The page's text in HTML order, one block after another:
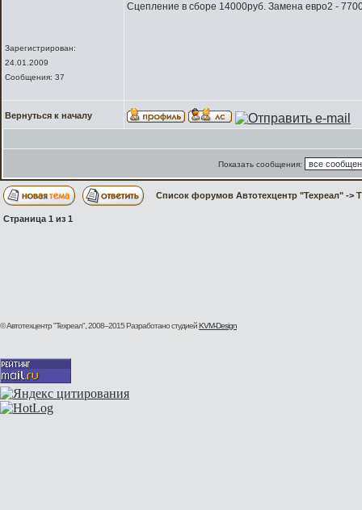
Зарегистрирован:
24.01.2009
Сообщения: 37
Сцепление в сборе 14000руб. Замена евро2 -
Вернуться к началу
Показать сообщения:
Список форумов Автотехцентр "Техреал" ->
Страница 1 из 1
© Автотехцентр "Техреал", 2008–2015Разработано студиейKVM-Design